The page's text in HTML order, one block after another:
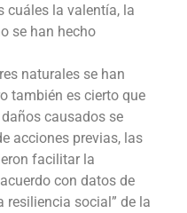
cuáles la valentía, la
se han hecho
naturales se han
también es cierto que
causados se
acciones previas, las
facilitar la
con datos de
resiliencia social” de la